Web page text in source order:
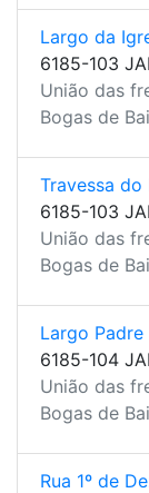
Largo da
6185-103
União das
Bogas de
Travessa do
6185-103
União das
Bogas de
Largo
6185-104
União das
Bogas de
Rua 1º de